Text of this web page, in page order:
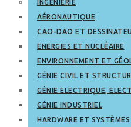
INGÉNIERIE
AÉRONAUTIQUE
CAO-DAO ET
ENERGIES ET NUCLÉAIRE
ENVIRONNEMENT ET
GÉNIE CIVIL ET
GÉNIE ELECTRIQUE,
GÉNIE INDUSTRIEL
HARDWARE ET